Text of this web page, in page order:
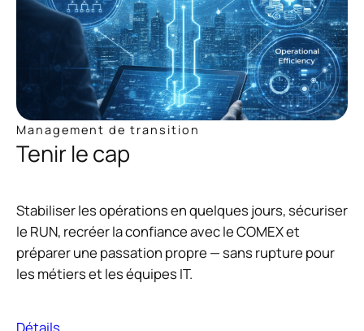
Management de transition
Tenir le cap
Stabiliser les opérations en quelques jours, sécuriser
le RUN, recréer la confiance avec le COMEX et
préparer une passation propre — sans rupture pour
les métiers et les équipes IT.